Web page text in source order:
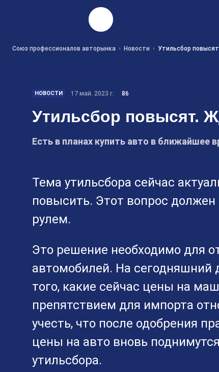
Союз профессионалов авторынка Новости Утильсбор
НОВОСТИ 17 май. 2023 г. 86
Утильсбор повысят.
Есть в планах купить авто в ближайшее
Тема утильсбора сейчас
повысить. Этот вопрос
рулем.
Это решение необходимо для
автомобилей. На сегодняшний
того, какие сейчас цены на
препятствием для импорта
учесть, что после одобрения
цены на авто вновь
утильсбора.